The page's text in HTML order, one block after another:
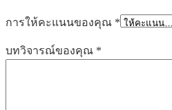
การให้คะแนนของคุณ *
บทวิจารณ์ของคุณ *